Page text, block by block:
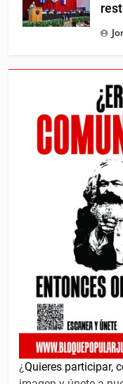
¿Quieres participar,